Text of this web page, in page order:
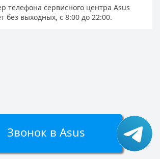
телефона сервисного центра Asus
без выходных, с 8:00 до 22:00.
Звонок в Asus